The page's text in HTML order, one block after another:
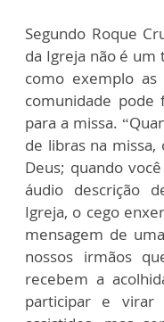
Segundo Roque
da Igreja não é
como exemplo as
comunidade
para a missa.
de libras na
Deus; quando
áudio descrição
Igreja, o cego
mensagem de
nossos irmãos
recebem a
participar e virar